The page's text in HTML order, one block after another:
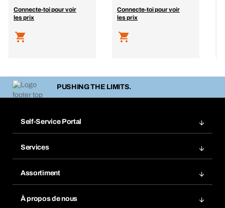
Connecte-toi pour voir
les prix
Connecte-toi pour voir
les prix
PUSHING THE LIMITS.
Self-Service Portal
Listes de commande
Commander à nouveau
Commandes à répétition
Services
Chemical Safety Management
Assortiment
À propos de nous